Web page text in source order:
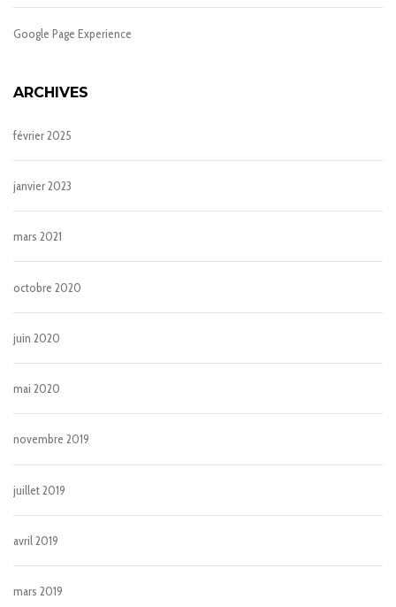
Google Page Experience
ARCHIVES
février 2025
janvier 2023
mars 2021
octobre 2020
juin 2020
mai 2020
novembre 2019
juillet 2019
avril 2019
mars 2019